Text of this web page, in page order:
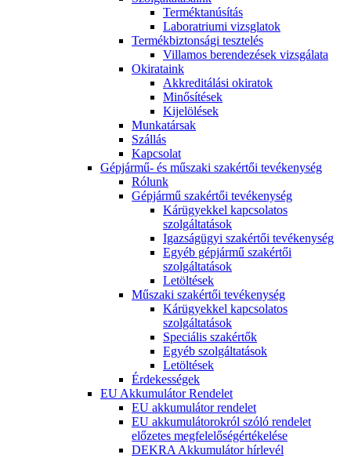
Terméktanúsítás
Laboratriumi vizsglatok
Termékbiztonsági tesztelés
Villamos berendezések vizsgálata
Okirataink
Akkreditálási okiratok
Minősítések
Kijelölések
Munkatársak
Szállás
Kapcsolat
Gépjármű- és műszaki szakértői tevékenység
Rólunk
Gépjármű szakértői tevékenység
Kárügyekkel kapcsolatos
szolgáltatások
Igazságügyi szakértői tevékenység
Egyéb gépjármű szakértői
szolgáltatások
Letöltések
Műszaki szakértői tevékenység
Kárügyekkel kapcsolatos
szolgáltatások
Speciális szakértők
Egyéb szolgáltatások
Letöltések
Érdekességek
EU Akkumulátor Rendelet
EU akkumulátor rendelet
EU akkumulátorokról szóló rendelet
előzetes megfelelőségértékelése
DEKRA Akkumulátor hírlevél